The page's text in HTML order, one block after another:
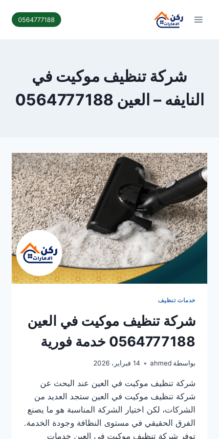
0564777188
شركة تنظيف موكيت في
النايفه – العين 0564777188
خدمات تنظيف
شركة تنظيف موكيت في العين
0564777188 خدمة فورية
بواسطة ahmed 14 فبراير، 2026
شركة تنظيف موكيت في العين عند البحث عن
شركة تنظيف موكيت في العين ستجد العديد من
الشركات، لكن اختيار الشركة المناسبة هو ما يصنع
الفرق الحقيقي في مستوى النظافة وجودة الخدمة.
توفر شركة تنظيف موكيت في العين خدمات